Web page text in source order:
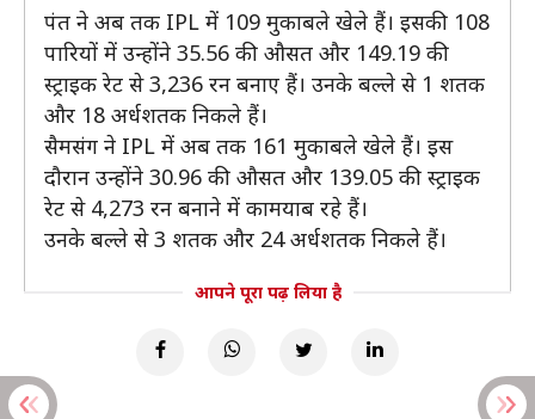
पंत ने अब तक IPL में 109 मुकाबले खेले हैं। इसकी 108
पारियों में उन्होंने 35.56 की औसत और 149.19 की
स्ट्राइक रेट से 3,236 रन बनाए हैं। उनके बल्ले से 1 शतक
और 18 अर्धशतक निकले हैं।
सैमसंग ने IPL में अब तक 161 मुकाबले खेले हैं। इस
दौरान उन्होंने 30.96 की औसत और 139.05 की स्ट्राइक
रेट से 4,273 रन बनाने में कामयाब रहे हैं।
उनके बल्ले से 3 शतक और 24 अर्धशतक निकले हैं।
आपने पूरा पढ़ लिया है